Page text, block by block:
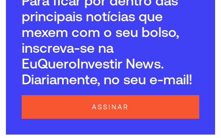
principais notícias que
mexem com o seu bolso,
inscreva-se na
EuQueroInvestir News.
Diariamente, no seu e-mail!
ASSINAR